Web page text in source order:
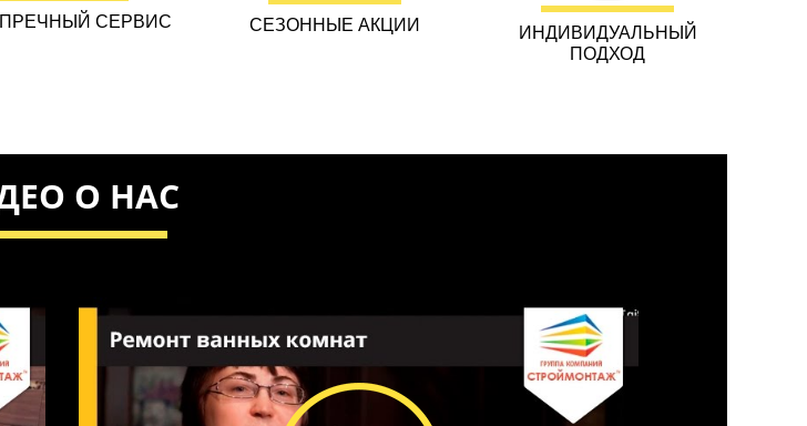
СЕРВИС СЕЗОННЫЕ АКЦИИ
ИНДИВИДУАЛЬНЫЙ
ПОДХОД
О НАС